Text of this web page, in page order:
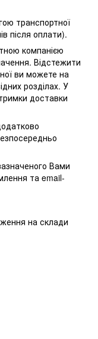
транспортної
після оплати).
компанією
Відстежити
ви можете на
розділах. У
доставки
Вами
та email-
на склади